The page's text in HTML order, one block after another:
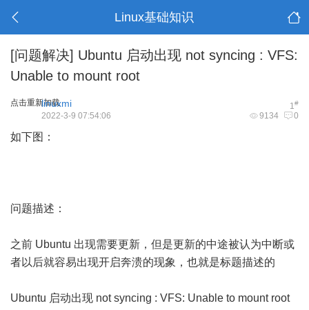
Linux基础知识
[问题解决] Ubuntu 启动出现 not syncing : VFS:
Unable to mount root
点击重新加载 1#
linuxmi
9134 0
2022-3-9 07:54:06
如下图：
问题描述：
之前 Ubuntu 出现需要更新，但是更新的中途被认为中断或
者以后就容易出现开启奔溃的现象，也就是标题描述的
Ubuntu 启动出现 not syncing : VFS: Unable to mount root